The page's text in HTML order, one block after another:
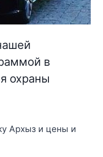
в
охраны
Архыз и цены и